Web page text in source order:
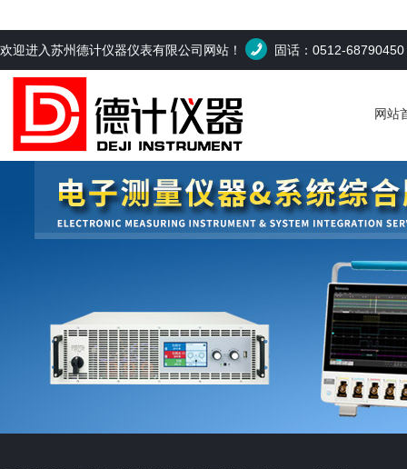
欢迎进入苏州德计仪器仪表有限公司网站！ 固话：0512-68790450
网站